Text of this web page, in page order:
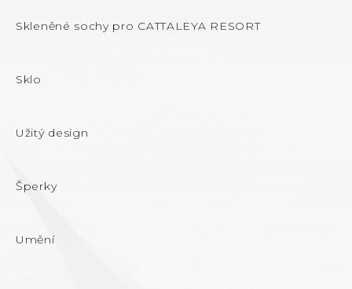
Skleněné sochy pro CATTALEYA RESORT
Sklo
Užitý design
Šperky
Umění